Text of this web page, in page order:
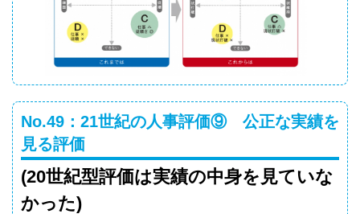
No.49：21世紀の人事評価⑨ 公正な実績を
見る評価
(20世紀型評価は実績の中身を見ていな
かった)